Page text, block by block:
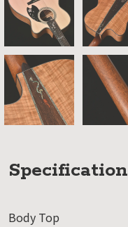
Specification
Body Top